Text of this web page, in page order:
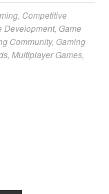
Competitive
Development, Game
Community, Gaming
Multiplayer Games